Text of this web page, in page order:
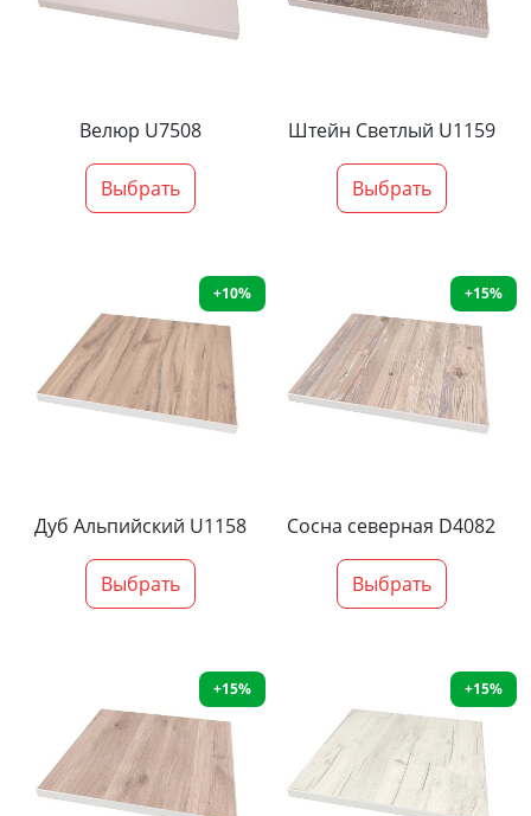
Велюр U7508
Выбрать
Штейн Светлый U1159
Выбрать
+10%
Дуб Альпийский U1158
Выбрать
+15%
Сосна северная D4082
Выбрать
+15% +15%